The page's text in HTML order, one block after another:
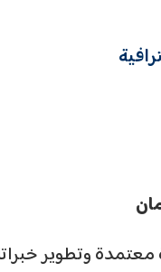
وتطوير